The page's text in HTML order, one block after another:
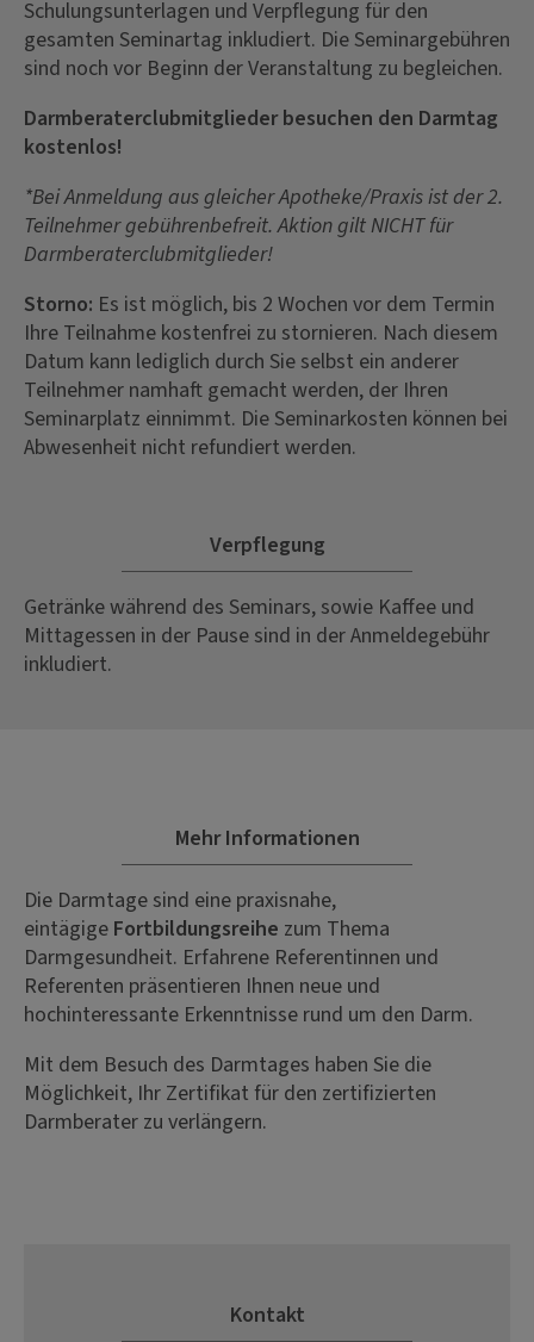
Schulungsunterlagen und Verpflegung für den
gesamten Seminartag inkludiert. Die Seminargebühren
sind noch vor Beginn der Veranstaltung zu begleichen.
Darmberaterclubmitglieder besuchen den Darmtag
kostenlos!
*Bei Anmeldung aus gleicher Apotheke/Praxis ist der 2.
Teilnehmer gebührenbefreit. Aktion gilt NICHT für
Darmberaterclubmitglieder!
Storno: Es ist möglich, bis 2 Wochen vor dem Termin
Ihre Teilnahme kostenfrei zu stornieren. Nach diesem
Datum kann lediglich durch Sie selbst ein anderer
Teilnehmer namhaft gemacht werden, der Ihren
Seminarplatz einnimmt. Die Seminarkosten können bei
Abwesenheit nicht refundiert werden.
Verpflegung
Getränke während des Seminars, sowie Kaffee und
Mittagessen in der Pause sind in der Anmeldegebühr
inkludiert.
Mehr Informationen
Die Darmtage sind eine praxisnahe,
eintägige Fortbildungsreihe zum Thema
Darmgesundheit. Erfahrene Referentinnen und
Referenten präsentieren Ihnen neue und
hochinteressante Erkenntnisse rund um den Darm.
Mit dem Besuch des Darmtages haben Sie die
Möglichkeit, Ihr Zertifikat für den zertifizierten
Darmberater zu verlängern.
Kontakt